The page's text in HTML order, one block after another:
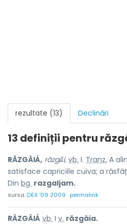
rezultate (13) Declinări
13 definiții pentru
RĂZGÂIÁ, răzgấi, vb. I. Tranz. A
satisface capriciile cuiva; a
Din bg. razgaljam.
sursa:DEX '09 2009 permalink
RÂZGÂIÁ vb. I v. răzgâia.